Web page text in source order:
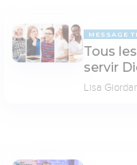
MESSAGE
Tous
servir
Lisa